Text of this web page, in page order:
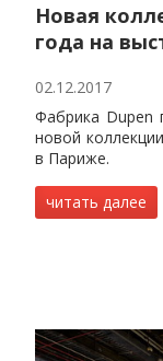
Новая
года на
02.12.2017
Фабрика Dupen
новой
в Париже.
читать далее